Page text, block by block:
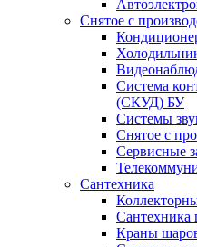
Снятое с
Система
(СКУД) БУ
Системы
Снятое с
Сервисные
Сантехника
Сантехника
Краны